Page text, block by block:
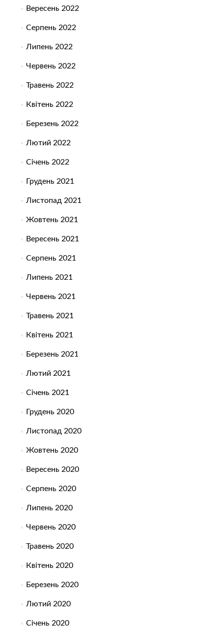
Вересень 2022
Серпень 2022
Липень 2022
Червень 2022
Травень 2022
Квітень 2022
Березень 2022
Лютий 2022
Січень 2022
Грудень 2021
Листопад 2021
Жовтень 2021
Вересень 2021
Серпень 2021
Липень 2021
Червень 2021
Травень 2021
Квітень 2021
Березень 2021
Лютий 2021
Січень 2021
Грудень 2020
Листопад 2020
Жовтень 2020
Вересень 2020
Серпень 2020
Липень 2020
Червень 2020
Травень 2020
Квітень 2020
Березень 2020
Лютий 2020
Січень 2020